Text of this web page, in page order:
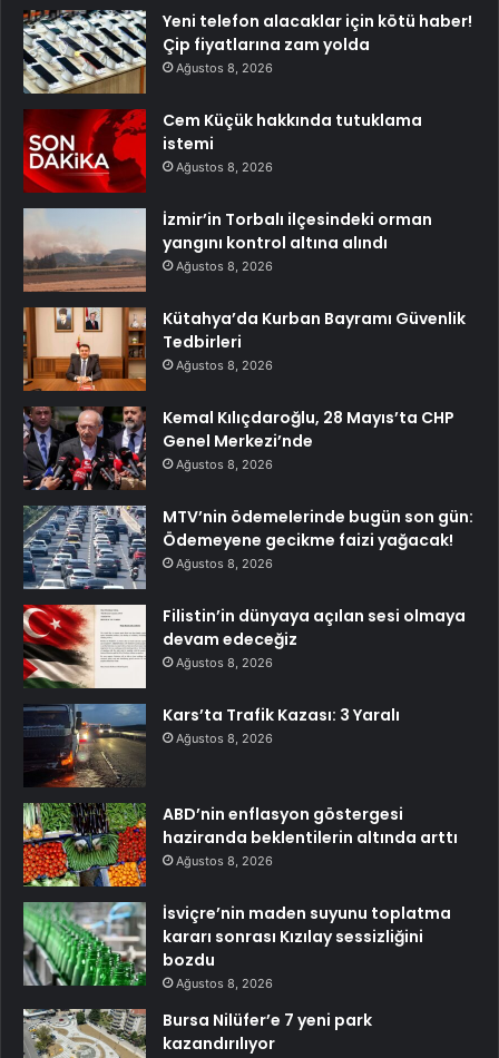
Yeni telefon alacaklar için kötü haber!
Çip fiyatlarına zam yolda
Ağustos 8, 2026
Cem Küçük hakkında tutuklama
istemi
Ağustos 8, 2026
İzmir’in Torbalı ilçesindeki orman
yangını kontrol altına alındı
Ağustos 8, 2026
Kütahya’da Kurban Bayramı Güvenlik
Tedbirleri
Ağustos 8, 2026
Kemal Kılıçdaroğlu, 28 Mayıs’ta CHP
Genel Merkezi’nde
Ağustos 8, 2026
MTV’nin ödemelerinde bugün son gün:
Ödemeyene gecikme faizi yağacak!
Ağustos 8, 2026
Filistin’in dünyaya açılan sesi olmaya
devam edeceğiz
Ağustos 8, 2026
Kars’ta Trafik Kazası: 3 Yaralı
Ağustos 8, 2026
ABD’nin enflasyon göstergesi
haziranda beklentilerin altında arttı
Ağustos 8, 2026
İsviçre’nin maden suyunu toplatma
kararı sonrası Kızılay sessizliğini
bozdu
Ağustos 8, 2026
Bursa Nilüfer’e 7 yeni park
kazandırılıyor